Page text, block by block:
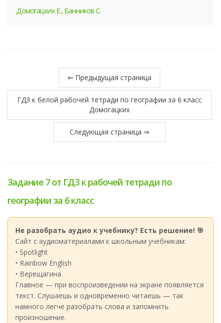
Домогацких Е., Банников С.
⇐ Предыдущая страница
ГДЗ к белой рабочей тетради по географии за 6 класс
Домогацких
Следующая страница ⇒
Задание 7 от ГДЗ к рабочей тетради по
географии за 6 класс
Не разобрать аудио к учебнику? Есть решение! 🎯
Сайт с аудиоматериалами к школьным учебникам:
• Spotlight
• Rainbow English
• Верещагина
Главное — при воспроизведении на экране появляется
текст. Слушаешь и одновременно читаешь — так
намного легче разобрать слова и запомнить
произношение.